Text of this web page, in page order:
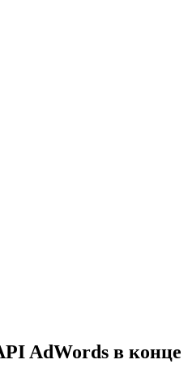
AdWords в конце